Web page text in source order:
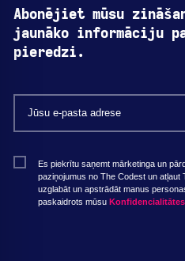
Abonējiet mūsu
jaunāko informāciju
pieredzi.
Es piekrītu saņemt mārketinga un
paziņojumus no The Codest un atļaut
uzglabāt un apstrādāt manus
paskaidrots mūsu